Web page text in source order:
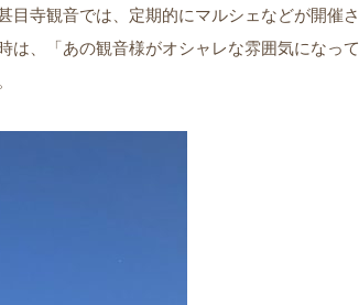
目寺観音では、定期的にマルシェなどが開催さ
は、「あの観音様がオシャレな雰囲気になって